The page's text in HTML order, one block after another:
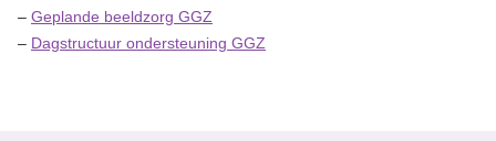
– Geplande beeldzorg GGZ
– Dagstructuur ondersteuning GGZ